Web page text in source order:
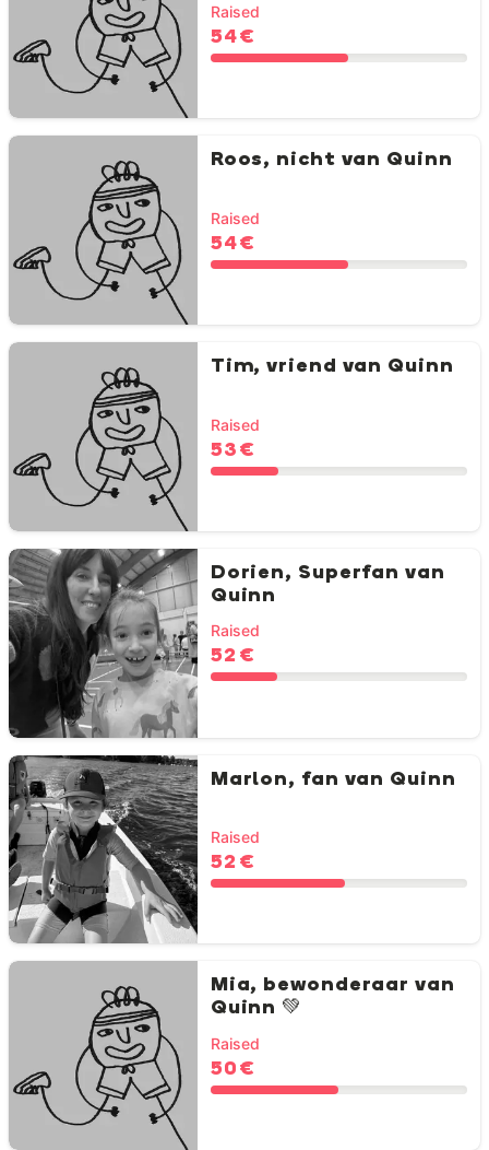
Raised
54 €
Roos, nicht van Quinn
Raised
54 €
Tim, vriend van Quinn
Raised
53 €
Dorien, Superfan van
Quinn
Raised
52 €
Marlon, fan van Quinn
Raised
52 €
Mia, bewonderaar van
Quinn 💚
Raised
50 €